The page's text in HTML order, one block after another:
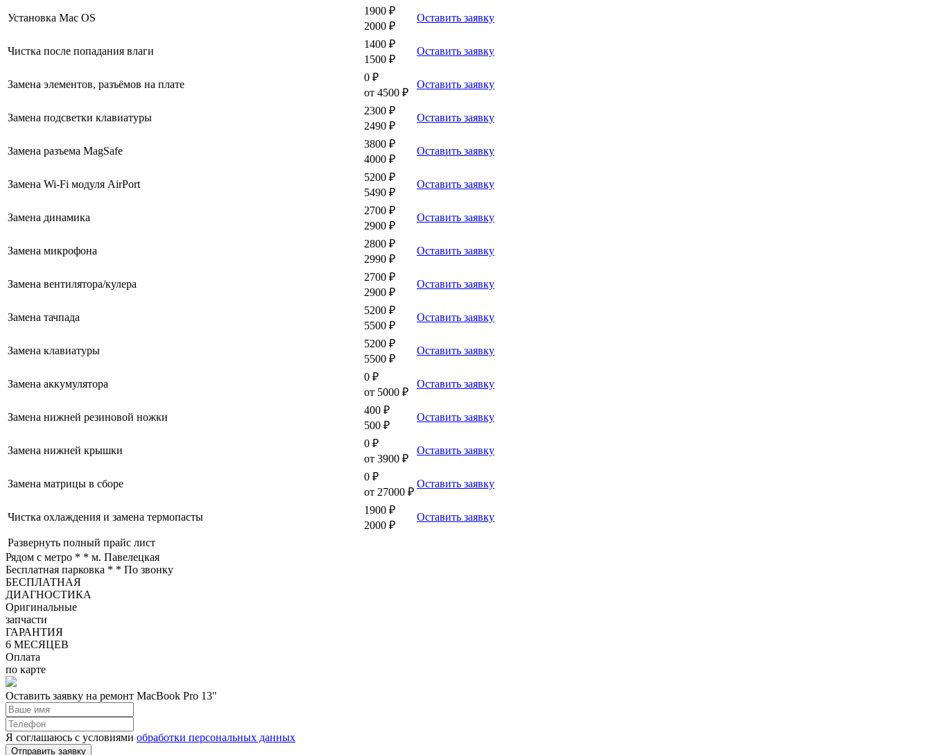
Установка Mac OS
1900 ₽
2000 ₽
Оставить заявку
Чистка после попадания влаги
1400 ₽
1500 ₽
Оставить заявку
Замена элементов, разъёмов на плате
0 ₽
от 4500 ₽
Оставить заявку
Замена подсветки клавиатуры
2300 ₽
2490 ₽
Оставить заявку
Замена разъема MagSafe
3800 ₽
4000 ₽
Оставить заявку
Замена Wi-Fi модуля AirPort
5200 ₽
5490 ₽
Оставить заявку
Замена динамика
2700 ₽
2900 ₽
Оставить заявку
Замена микрофона
2800 ₽
2990 ₽
Оставить заявку
Замена вентилятора/кулера
2700 ₽
2900 ₽
Оставить заявку
Замена тачпада
5200 ₽
5500 ₽
Оставить заявку
Замена клавиатуры
5200 ₽
5500 ₽
Оставить заявку
Замена аккумулятора
0 ₽
от 5000 ₽
Оставить заявку
Замена нижней резиновой ножки
400 ₽
500 ₽
Оставить заявку
Замена нижней крышки
0 ₽
от 3900 ₽
Оставить заявку
Замена матрицы в сборе
0 ₽
от 27000 ₽
Оставить заявку
Чистка охлаждения и замена термопасты
1900 ₽
2000 ₽
Оставить заявку
Развернуть полный прайс лист
Рядом с метро * * м. Павелецкая
Бесплатная парковка * * По звонку
БЕСПЛАТНАЯ
ДИАГНОСТИКА
Оригинальные
запчасти
ГАРАНТИЯ
6 МЕСЯЦЕВ
Оплата
по карте
Оставить заявку на ремонт MacBook Pro 13"
Я соглашаюсь с условиями обработки персональных данных
Отправить заявку